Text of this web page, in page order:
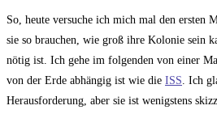
So, heute versuche ich mich mal den ersten
sie so brauchen, wie groß ihre Kolonie sein
nötig ist. Ich gehe im folgenden von einer
von der Erde abhängig ist wie die ISS. Ich
Herausforderung, aber sie ist wenigstens